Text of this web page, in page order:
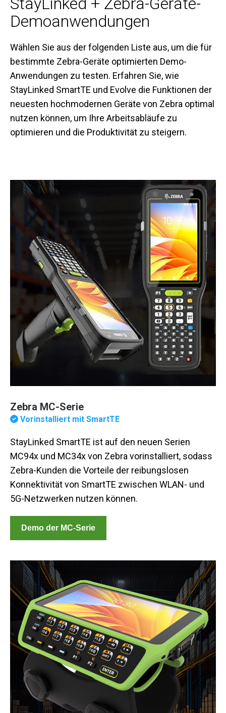
Demoanwendungen
Wählen Sie aus der folgenden Liste aus, um die für
bestimmte Zebra-Geräte optimierten Demo-
Anwendungen zu testen. Erfahren Sie, wie
StayLinked SmartTE und Evolve die Funktionen der
neuesten hochmodernen Geräte von Zebra optimal
nutzen können, um Ihre Arbeitsabläufe zu
optimieren und die Produktivität zu steigern.
Zebra MC-Serie
Vorinstalliert mit SmartTE
StayLinked SmartTE ist auf den neuen Serien
MC94x und MC34x von Zebra vorinstalliert, sodass
Zebra-Kunden die Vorteile der reibungslosen
Konnektivität von SmartTE zwischen WLAN- und
5G-Netzwerken nutzen können.
Demo der MC-Serie